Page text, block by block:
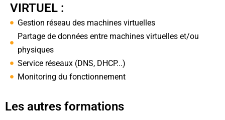
VIRTUEL :
Gestion réseau des machines virtuelles
Partage de données entre machines virtuelles et/ou
physiques
Service réseaux (DNS, DHCP...)
Monitoring du fonctionnement
Les autres formations